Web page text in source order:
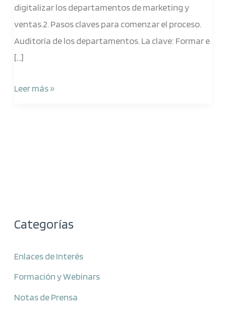
digitalizar los departamentos de marketing y
ventas.2. Pasos claves para comenzar el proceso.
Auditoría de los departamentos. La clave: Formar e
[…]
Leer más »
Categorías
Enlaces de Interés
Formación y Webinars
Notas de Prensa